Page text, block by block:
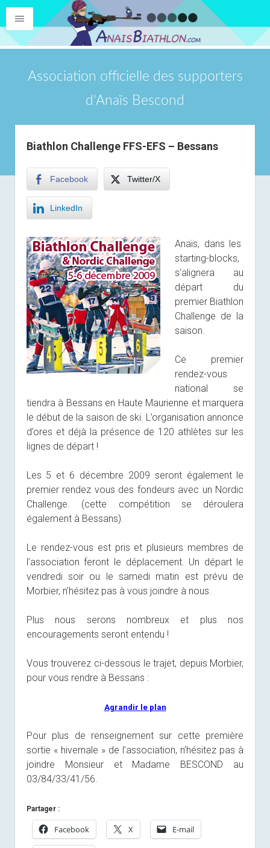
Association officielle des supporters
d'Anaïs Bescond
Biathlon Challenge FFS-EFS – Bessans
Facebook Twitter/X
LinkedIn
Anaïs, dans les
starting-blocks,
s’alignera au
départ du
premier Biathlon
Challenge de la
saison.
Ce premier
rendez-vous
national se
tiendra à Bessans en Haute Maurienne et marquera
le début de la saison de ski. L’organisation annonce
d’ores et déjà la présence de 120 athlètes sur les
lignes de départ !
Les 5 et 6 décembre 2009 seront également le
premier rendez vous des fondeurs avec un Nordic
Challenge. (cette compétition se déroulera
également à Bessans).
Le rendez-vous est pris et plusieurs membres de
l’association feront le déplacement. Un départ le
vendredi soir ou le samedi matin est prévu de
Morbier, n’hésitez pas à vous joindre à nous.
Plus nous serons nombreux et plus nos
encouragements seront entendu !
Vous trouverez ci-dessous le trajet, depuis Morbier,
pour vous rendre à Bessans :
Agrandir le plan
Pour plus de renseignement sur cette première
sortie « hivernale » de l’association, n’hésitez pas à
joindre Monsieur et Madame BESCOND au
03/84/33/41/56.
Partager :
Facebook X E-mail